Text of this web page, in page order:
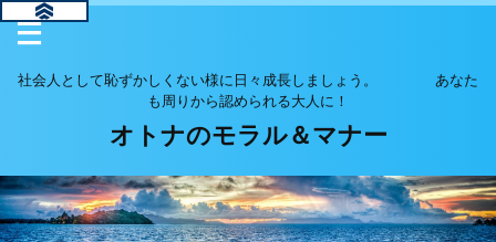
社会人として恥ずかしくない様に日々成長しましょう。 あなた
も周りから認められる大人に！
オトナのモラル＆マナー